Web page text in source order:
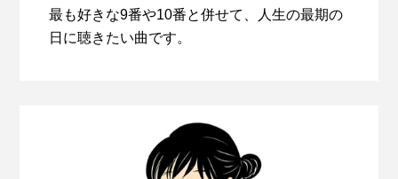
最も好きな9番や10番と併せて、人生の最期の
日に聴きたい曲です。